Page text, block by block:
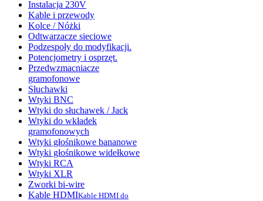
Instalacja 230V
Kable i przewody
Kolce / Nóżki
Odtwarzacze sieciowe
Podzespoły do modyfikacji.
Potencjometry i osprzęt.
Przedwzmacniacze
gramofonowe
Słuchawki
Wtyki BNC
Wtyki do słuchawek / Jack
Wtyki do wkładek
gramofonowych
Wtyki głośnikowe bananowe
Wtyki głośnikowe widełkowe
Wtyki RCA
Wtyki XLR
Zworki bi-wire
Kable HDMIKable HDMI do